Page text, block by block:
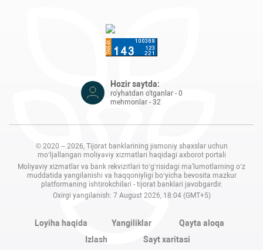
Hozir saytda:
ro'yhatdan o'tganlar - 0
mehmonlar - 32
© 2020 – 2026, Tijorat banklarining jismoniy shaxslar uchun
mo‘ljallangan moliyaviy xizmatlari haqidagi axborot portali
Moliyaviy xizmatlar va bank rekvizitlari to‘g‘risidagi ma'lumotlarning o‘z
muddatida yangilanishi va haqqoniyligi bo‘yicha bevosita mazkur
platformaning ishtirokchilari - tijorat banklari javobgardir.
Oxirgi yangilanish: 7 August 2026, 18:04 (GMT+5)
Loyiha haqida Yangiliklar
Qayta aloqa
Izlash
Sayt xaritasi